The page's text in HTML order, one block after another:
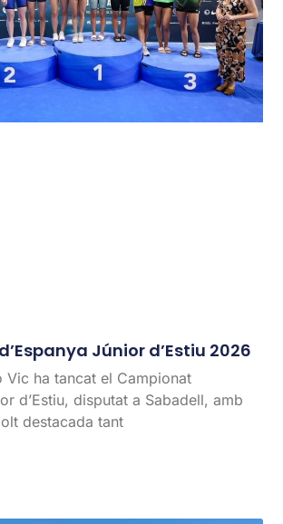
Júnior d’Estiu 2026
Vic ha tancat el Campionat
d’Estiu, disputat a Sabadell, amb
destacada tant